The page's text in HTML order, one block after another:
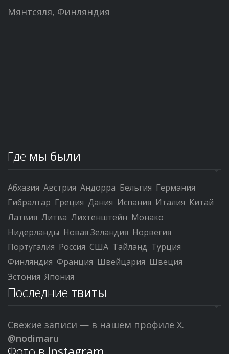
Мянтсяля, Финляндия
Где мы были
Абхазия Австрия Андорра Бельгия Германия
Гибралтар Греция Дания Испания Италия Китай
Латвия Литва Лихтенштейн Монако
Нидерланды Новая Зеландия Норвегия
Португалия Россия США Тайланд Турция
Финляндия Франция Швейцария Швеция
Эстония Япония
Последние твиты
Свежие записи — в нашем профиле X.
@nodimaru